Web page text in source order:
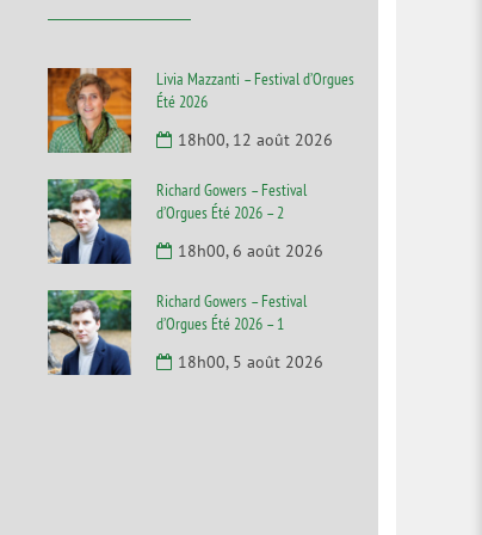
Livia Mazzanti – Festival d’Orgues
Été 2026
18h00, 12 août 2026
Richard Gowers – Festival
d’Orgues Été 2026 – 2
18h00, 6 août 2026
Richard Gowers – Festival
d’Orgues Été 2026 – 1
18h00, 5 août 2026